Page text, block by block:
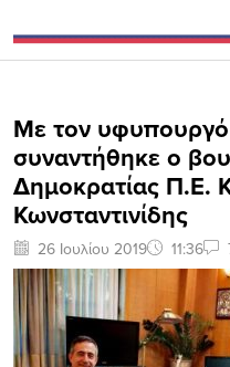
Mε τον
συναντήθηκε o
Δημοκρατίας Π.Ε.
Κωνσταντινίδης
26 Ιουλίου 2019 11:36